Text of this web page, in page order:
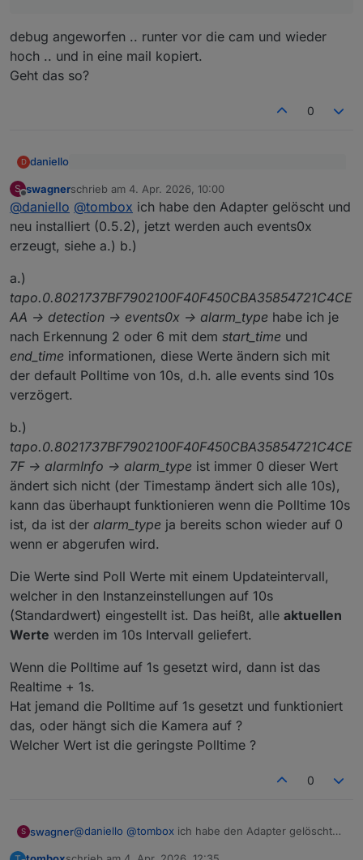
debug angeworfen .. runter vor die cam und wieder
hoch .. und in eine mail kopiert.
Geht das so?
0
D daniello
@daniellodann mal ein debug log per mail
tombox2020@gmail.com
debug angeworfen .. runter vor die cam und wieder
hoch .. und in eine mail kopiert.
Geht das so?
S
Offline
swagnerschrieb am 4. Apr. 2026, 10:00
zuletzt editiert von
@daniello @tombox ich habe den Adapter gelöscht und
neu installiert (0.5.2), jetzt werden auch events0x
erzeugt, siehe a.) b.)
a.)
tapo.0.8021737BF7902100F40F450CBA35854721C4CE
AA -> detection -> events0x -> alarm_type habe ich je
nach Erkennung 2 oder 6 mit dem start_time und
end_time informationen, diese Werte ändern sich mit
der default Polltime von 10s, d.h. alle events sind 10s
verzögert.
b.)
tapo.0.8021737BF7902100F40F450CBA35854721C4CE
7F -> alarmInfo -> alarm_type ist immer 0 dieser Wert
ändert sich nicht (der Timestamp ändert sich alle 10s),
kann das überhaupt funktionieren wenn die Polltime 10s
ist, da ist der alarm_type ja bereits schon wieder auf 0
wenn er abgerufen wird.
Die Werte sind Poll Werte mit einem Updateintervall,
welcher in den Instanzeinstellungen auf 10s
(Standardwert) eingestellt ist. Das heißt, alle aktuellen
Werte werden im 10s Intervall geliefert.
Wenn die Polltime auf 1s gesetzt wird, dann ist das
Realtime + 1s.
Hat jemand die Polltime auf 1s gesetzt und funktioniert
das, oder hängt sich die Kamera auf ?
Welcher Wert ist die geringste Polltime ?
0
S swagner@daniello @tombox ich habe den Adapter gelöscht